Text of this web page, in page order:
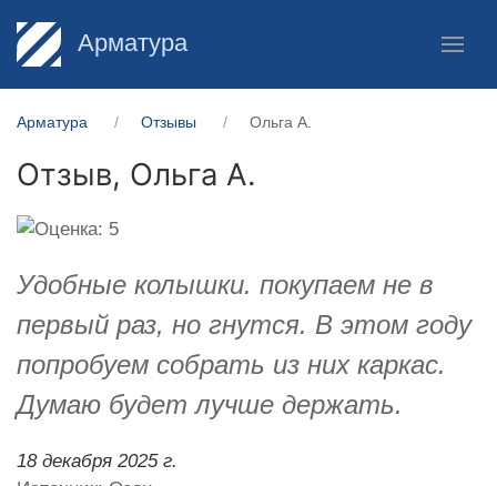
Арматура
Арматура Отзывы Ольга А.
Отзыв, Ольга А.
Удобные колышки. покупаем не в
первый раз, но гнутся. В этом году
попробуем собрать из них каркас.
Думаю будет лучше держать.
18 декабря 2025 г.